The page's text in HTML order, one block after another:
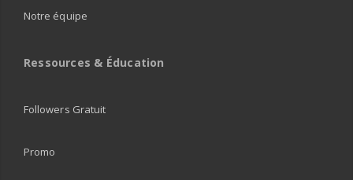
Notre équipe
Ressources & Éducation
Followers Gratuit
Promo